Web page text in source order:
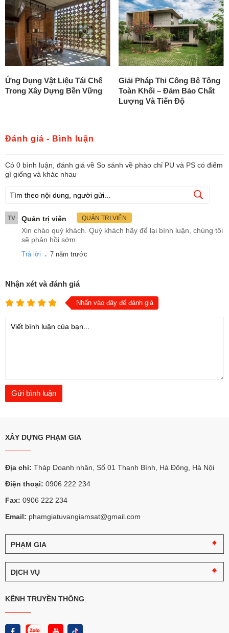
Ứng Dụng Vật Liệu Tái Chế
Trong Xây Dựng Bền Vững
Giải Pháp Thi Công Bê Tông
Toàn Khối – Đảm Bảo Chất
Lượng Và Tiến Độ
Đánh giá - Bình luận
Có 0 bình luận, đánh giá về So sánh về phào chỉ PU và PS có điểm
gì giống và khác nhau
TV Quản trị viên QUẢN TRỊ VIÊN
Xin chào quý khách. Quý khách hãy để lại bình luận, chúng tôi
sẽ phản hồi sớm
Trả lời . 7 năm trước
Nhận xét và đánh giá
Nhấn vào đây để đánh giá
XÂY DỰNG PHẠM GIA
Địa chỉ: Tháp Doanh nhân, Số 01 Thanh Bình, Hà Đông, Hà Nội
Điện thoại: 0906 222 234
Fax: 0906 222 234
Email: phamgiatuvangiamsat@gmail.com
PHẠM GIA
chuyện
Phạm
Logo
và
diện
DỊCH VỤ
vấn
sát
Thi
KÊNH TRUYỀN THÔNG